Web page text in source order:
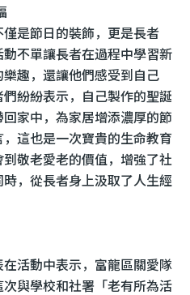
是節日的裝飾，更是長者
動不單讓長者在過程中學習新
趣，還讓他們感受到自己
們紛紛表示，自己製作的聖誕
家中，為家居增添濃厚的節
這也是一次寶貴的生命教育
敬老愛老的價值，增強了社
，從長者身上汲取了人生經
活動中表示，富龍區關愛隊
與學校和社署「老有所為活